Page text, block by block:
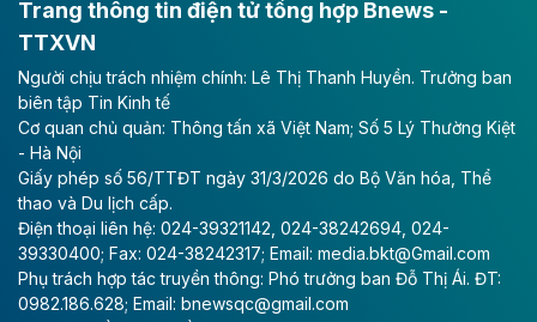
Long Thành
Tổng công ty Cảng hàng không Việt Nam - CTCP
(ACV) vừa lập kỷ lục mới về lợi nhuận trong quý
II/2026.
Theo baodautu.vn
Vinaconex lập đỉnh doanh thu
Tổng CTCP Xuất nhập khẩu và Xây dựng Việt Nam
(Vinaconex) đã khép lại nửa đầu năm với doanh thu
thuần gần 7.268 tỷ đồng, tăng 4% so với cùng kỳ và
cũng là mức cao nhất lịch sử hoạt động của doanh
Trang thông tin điện tử tổng hợp Bnews -
TTXVN
Người chịu trách nhiệm chính: Lê Thị Thanh Huyền. Trưởng ban
biên tập Tin Kinh tế
Cơ quan chủ quản: Thông tấn xã Việt Nam; Số 5 Lý Thường Kiệt
- Hà Nội
Giấy phép số 56/TTĐT ngày 31/3/2026 do Bộ Văn hóa, Thể
thao và Du lịch cấp.
Điện thoại liên hệ: 024-39321142, 024-38242694, 024-
39330400; Fax: 024-38242317; Email: media.bkt@Gmail.com
Phụ trách hợp tác truyền thông: Phó trưởng ban Đỗ Thị Ái. ĐT:
0982.186.628; Email: bnewsqc@gmail.com